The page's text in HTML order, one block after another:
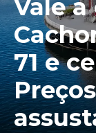
Vale
71 e